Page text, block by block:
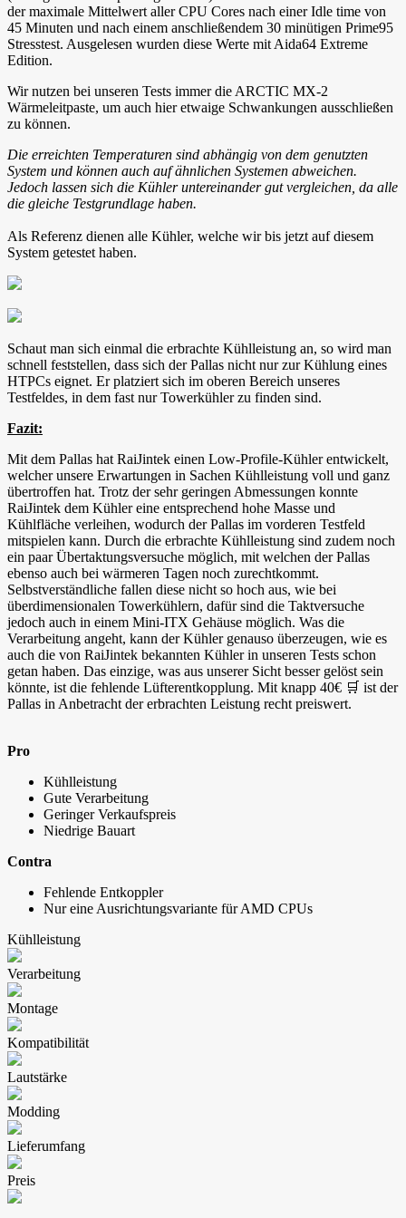
der maximale Mittelwert aller CPU Cores nach einer Idle time von
45 Minuten und nach einem anschließendem 30 minütigen Prime95
Stresstest. Ausgelesen wurden diese Werte mit Aida64 Extreme
Edition.
Wir nutzen bei unseren Tests immer die ARCTIC MX-2
Wärmeleitpaste, um auch hier etwaige Schwankungen ausschließen
zu können.
Die erreichten Temperaturen sind abhängig von dem genutzten
System und können auch auf ähnlichen Systemen abweichen.
Jedoch lassen sich die Kühler untereinander gut vergleichen, da alle
die gleiche Testgrundlage haben.
Als Referenz dienen alle Kühler, welche wir bis jetzt auf diesem
System getestet haben.
Schaut man sich einmal die erbrachte Kühlleistung an, so wird man
schnell feststellen, dass sich der Pallas nicht nur zur Kühlung eines
HTPCs eignet. Er platziert sich im oberen Bereich unseres
Testfeldes, in dem fast nur Towerkühler zu finden sind.
Fazit:
Mit dem Pallas hat RaiJintek einen Low-Profile-Kühler entwickelt,
welcher unsere Erwartungen in Sachen Kühlleistung voll und ganz
übertroffen hat. Trotz der sehr geringen Abmessungen konnte
RaiJintek dem Kühler eine entsprechend hohe Masse und
Kühlfläche verleihen, wodurch der Pallas im vorderen Testfeld
mitspielen kann. Durch die erbrachte Kühlleistung sind zudem noch
ein paar Übertaktungsversuche möglich, mit welchen der Pallas
ebenso auch bei wärmeren Tagen noch zurechtkommt.
Selbstverständliche fallen diese nicht so hoch aus, wie bei
überdimensionalen Towerkühlern, dafür sind die Taktversuche
jedoch auch in einem Mini-ITX Gehäuse möglich. Was die
Verarbeitung angeht, kann der Kühler genauso überzeugen, wie es
auch die von RaiJintek bekannten Kühler in unseren Tests schon
getan haben. Das einzige, was aus unserer Sicht besser gelöst sein
könnte, ist die fehlende Lüfterentkopplung. Mit knapp 40€ 🛒 ist der
Pallas in Anbetracht der erbrachten Leistung recht preiswert.
Pro
Kühlleistung
Gute Verarbeitung
Geringer Verkaufspreis
Niedrige Bauart
Contra
Fehlende Entkoppler
Nur eine Ausrichtungsvariante für AMD CPUs
Kühlleistung
Verarbeitung
Montage
Kompatibilität
Lautstärke
Modding
Lieferumfang
Preis